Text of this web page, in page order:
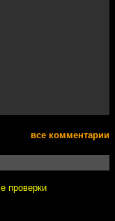
все комментарии
проверки